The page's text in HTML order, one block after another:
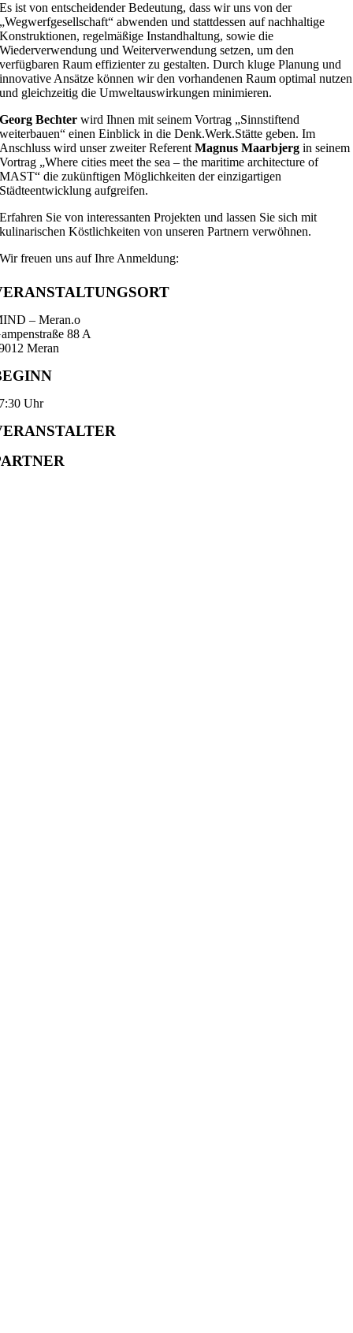
Es ist von entscheidender Bedeutung, dass wir uns von der
„Wegwerfgesellschaft“ abwenden und stattdessen auf nachhaltige
Konstruktionen, regelmäßige Instandhaltung, sowie die
Wiederverwendung und Weiterverwendung setzen, um den
verfügbaren Raum effizienter zu gestalten. Durch kluge Planung und
innovative Ansätze können wir den vorhandenen Raum optimal nutzen
und gleichzeitig die Umweltauswirkungen minimieren.
Georg Bechter wird Ihnen mit seinem Vortrag „Sinnstiftend
weiterbauen“ einen Einblick in die Denk.Werk.Stätte geben. Im
Anschluss wird unser zweiter ReferentMagnus Maarbjerg in seinem
Vortrag „Where cities meet the sea – the maritime architecture of
MAST“ die zukünftigen Möglichkeiten der einzigartigen
Städteentwicklung aufgreifen.
Erfahren Sie von interessanten Projekten und lassen Sie sich mit
kulinarischen Köstlichkeiten von unseren Partnern verwöhnen.
Wir freuen uns auf Ihre Anmeldung:
– Meran.o
88 A
Meran
Uhr